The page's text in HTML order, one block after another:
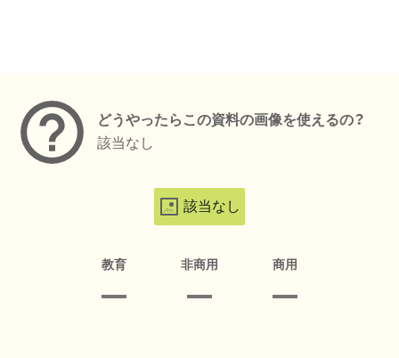
どうやったらこの資料の画像を使えるの？
該当なし
該当なし
教育 非商用 商用